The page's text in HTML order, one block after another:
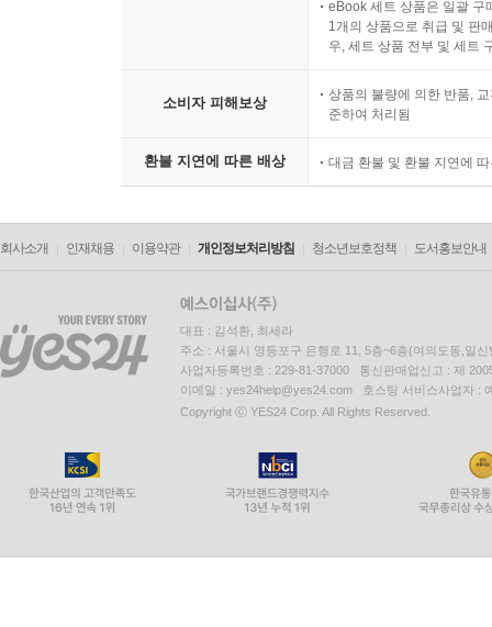
eBook 세트 상품은 일괄 구
1개의 상품으로 취급 및 판
우, 세트 상품 전부 및 세트
소비자 피해보상
상품의 불량에 의한 반품,
준하여 처리됨
환불 지연에 따른 배상 대금 환불 및 환불 지연에
회사소개 인재채용 이용약관 개인정보처리방침 청소년보호정책 도서홍보안내
대표 : 김석환, 최세라
주소 : 서울시 영등포구 은행로 11, 5층~6층(여의도동,일신
사업자등록번호 : 229-81-37000 통신판매업신고 : 제
이메일 : yes24help@yes24.com 호스팅 서비스사업자 :
Copyright ⓒ YES24 Corp. All Rights Reserved.